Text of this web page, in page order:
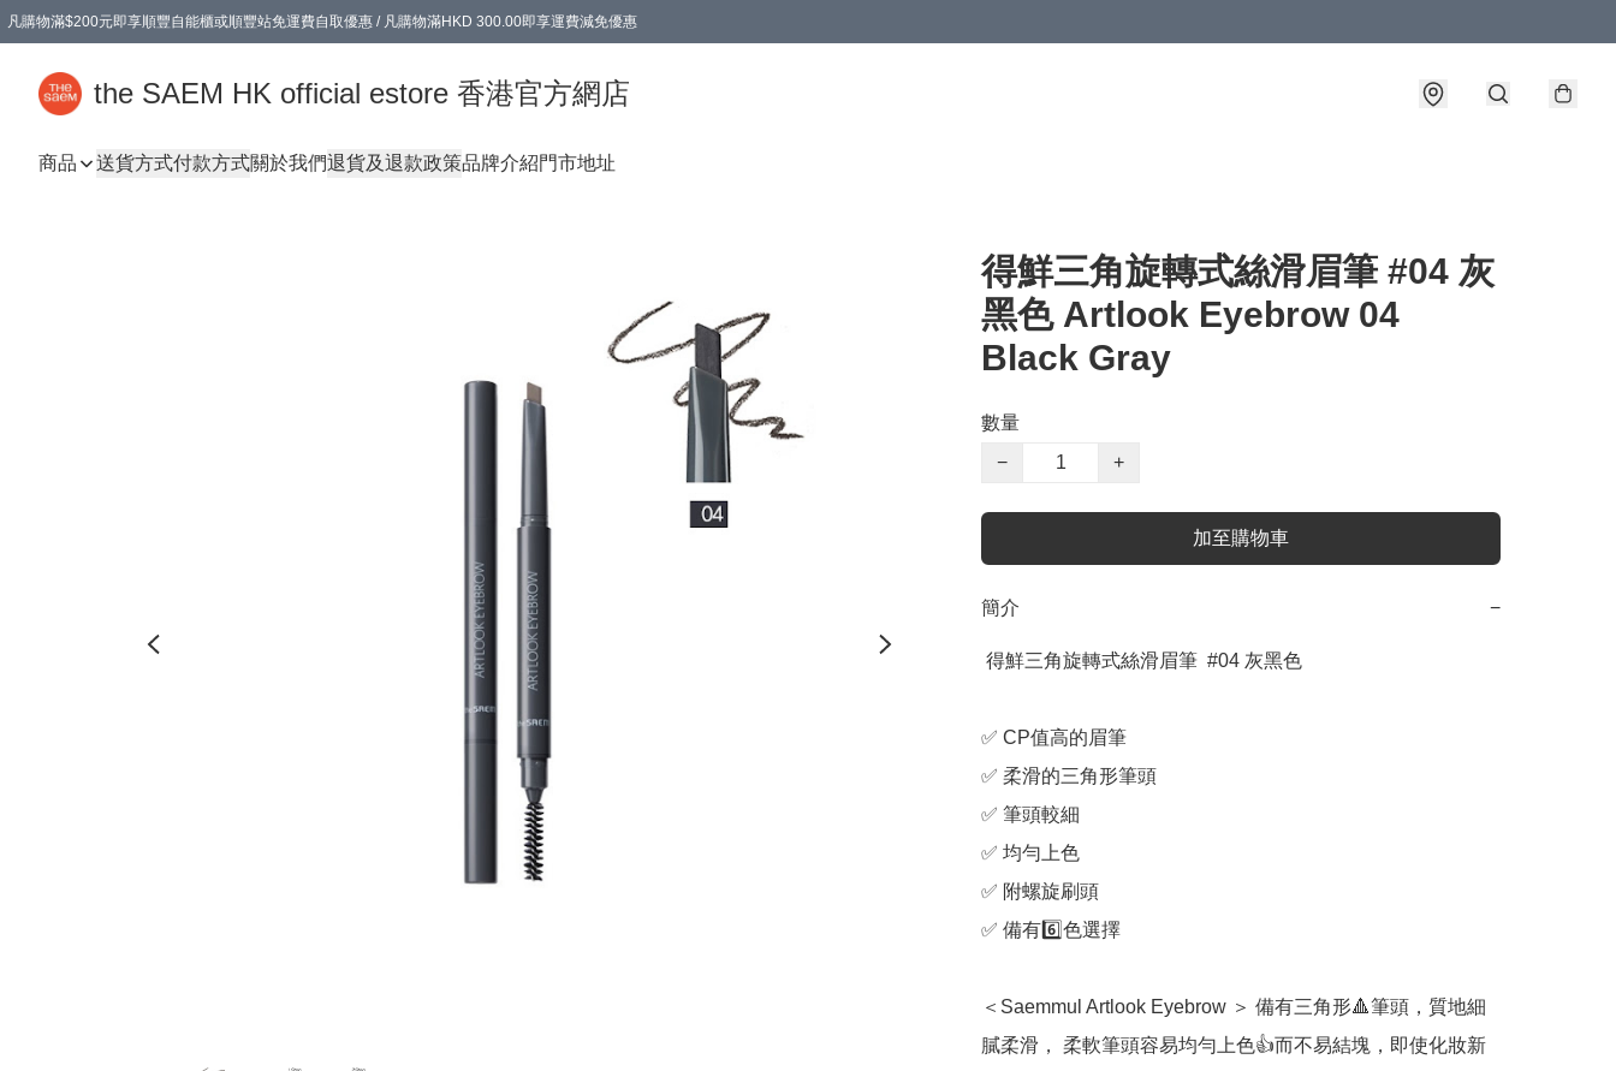
凡購物滿$200元即享順豐自能櫃或順豐站免運費自取優惠 / 凡購物滿HKD 300.00即享運費減免優惠
the SAEM HK official estore 香港官方網店
商品 送貨方式付款方式關於我們退貨及退款政策品牌介紹門市地址
得鮮三角旋轉式絲滑眉筆 #04 灰
黑色 Artlook Eyebrow 04
Black Gray
數量
−
+
加至購物車
簡介 −
✅ CP值高的眉筆
✅ 柔滑的三角形筆頭
✅ 筆頭較細
✅ 均勻上色
✅ 附螺旋刷頭
✅ 備有6️⃣色選擇
＜Saemmul Artlook Eyebrow ＞ 備有三角形🔺筆頭，質地細
膩柔滑， 柔軟筆頭容易均勻上色👍而不易結塊，即使化妝新